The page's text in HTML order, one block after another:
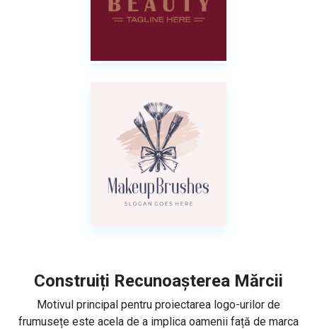
Construiți Recunoașterea Mărcii
Motivul principal pentru proiectarea logo-urilor de
frumusețe este acela de a implica oamenii față de marca